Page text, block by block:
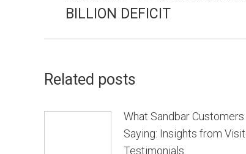
post:
BILLION DEFICIT
Related posts
What Sandbar Customers
Saying: Insights from
Testimonials